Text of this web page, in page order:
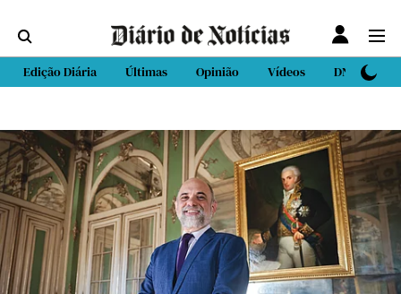
Edição Diária Últimas Opinião Vídeos DN Sport